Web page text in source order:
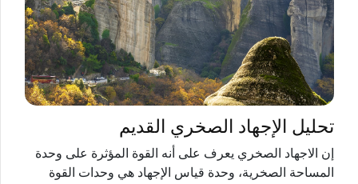
تحليل الإجهاد الصخري القديم
إن الاجهاد الصخري يعرف على أنه القوة المؤثرة على وحدة
المساحة الصخرية، وحدة قياس الإجهاد هي وحدات القوة